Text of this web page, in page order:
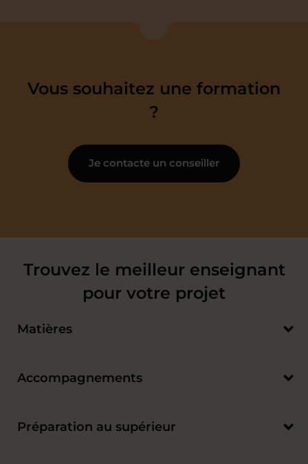
Vous souhaitez une formation
?
Je contacte un conseiller
Trouvez le meilleur enseignant
pour votre projet
Matières
Accompagnements
Préparation au supérieur